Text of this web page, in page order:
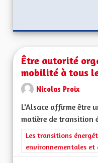
Être autorité
mobilité à tous
Nicolas Proix
L'Alsace affirme être
matière de transition
Filtrer les résultats de
Les transitions
environnementales et